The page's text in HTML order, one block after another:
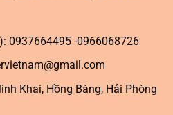
0937664495 -0966068726
Khai, Hồng Bàng, Hải Phòng